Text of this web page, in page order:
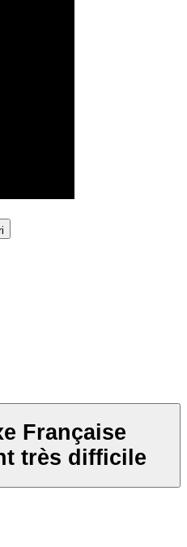
Française
très difficile